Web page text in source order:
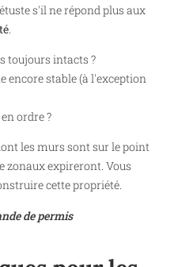
s'il ne répond plus aux
toujours intacts ?
encore stable (à l'exception
ordre ?
les murs sont sur le point
zonaux expireront. Vous
cette propriété.
de permis